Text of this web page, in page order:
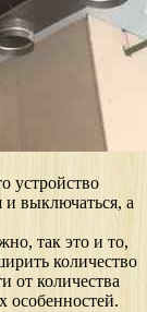
устройство
и выключаться, а
так это и то,
количество
от количества
особенностей.